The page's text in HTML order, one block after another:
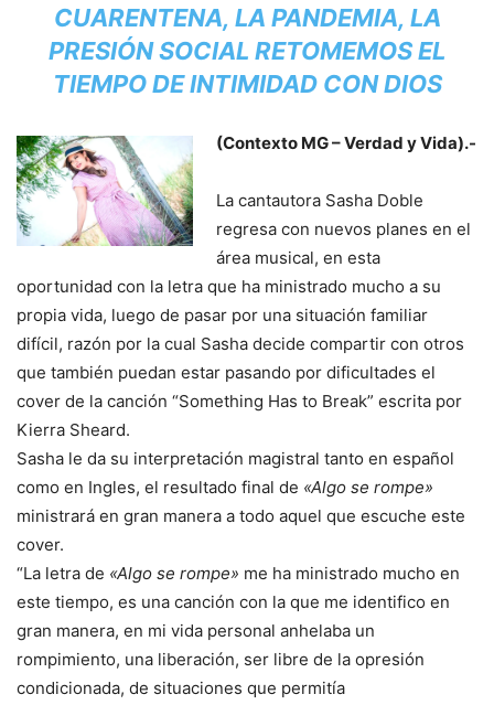
CUARENTENA, LA PANDEMIA, LA
PRESIÓN SOCIAL RETOMEMOS EL
TIEMPO DE INTIMIDAD CON DIOS
(Contexto MG – Verdad y Vida).-
La cantautora Sasha Doble
regresa con nuevos planes en el
área musical, en esta
oportunidad con la letra que ha ministrado mucho a su
propia vida, luego de pasar por una situación familiar
difícil, razón por la cual Sasha decide compartir con otros
que también puedan estar pasando por dificultades el
cover de la canción “Something Has to Break” escrita por
Kierra Sheard.
Sasha le da su interpretación magistral tanto en español
como en Ingles, el resultado final de «Algo se rompe»
ministrará en gran manera a todo aquel que escuche este
cover.
“La letra de «Algo se rompe» me ha ministrado mucho en
este tiempo, es una canción con la que me identifico en
gran manera, en mi vida personal anhelaba un
rompimiento, una liberación, ser libre de la opresión
condicionada, de situaciones que permitía